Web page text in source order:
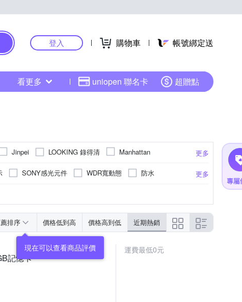
登入 購物車 帳號綁定送
看更多 uniopen 聯名卡 超贈點
更多
Jinpei LOOKING 錄得清
Manhattan
Polaroid 寶麗萊 Supa 速霸
全視線
更多
SONY感光元件 WDR寬動態
防水
排序 價格低到高 價格高到低 近期熱銷
記憶卡
運費最低0元